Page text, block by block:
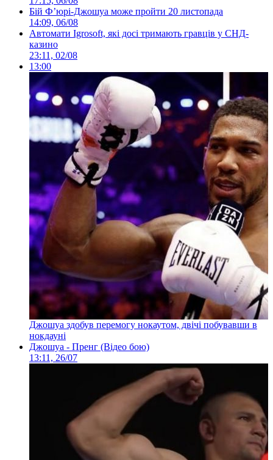
Бій Ф’юрі-Джошуа може пройти 20 листопада
14:09, 06/08
Автомати Igrosoft, які досі тримають гравців у СНД-
казино
23:11, 02/08
13:00
Джошуа здобув перемогу нокаутом, двічі побувавши в
нокдауні
Джошуа - Пренг (Відео бою)
13:11, 26/07